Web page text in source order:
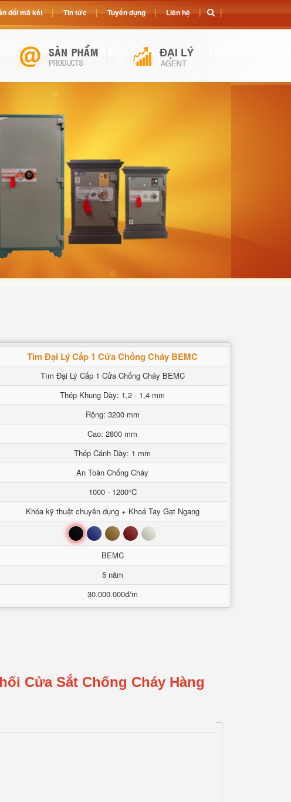
Tìm Đại Lý Cấp 1 Cửa Chống Cháy BEMC
Tìm Đại Lý Cấp 1 Cửa Chống Cháy BEMC
Thép Khung Dày: 1,2 - 1,4 mm
Rộng: 3200 mm
Cao: 2800 mm
Thép Cánh Dày: 1 mm
An Toàn Chống Cháy
1000 - 1200°C
Khóa kỹ thuật chuyên dụng + Khoá Tay Gạt Ngang
Đen Xanh Nâu Đỏ Trắng
BEMC
5 năm
30.000.000đ/m
Cửa Sắt Chống Cháy Hàng
đổi mã két Tin tức Tuyển dụng Liên hệ